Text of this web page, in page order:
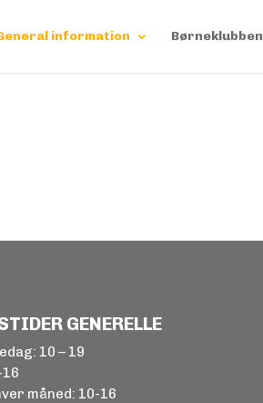
information Børneklubben
GENERELLE
10 – 19
måned: 10-16